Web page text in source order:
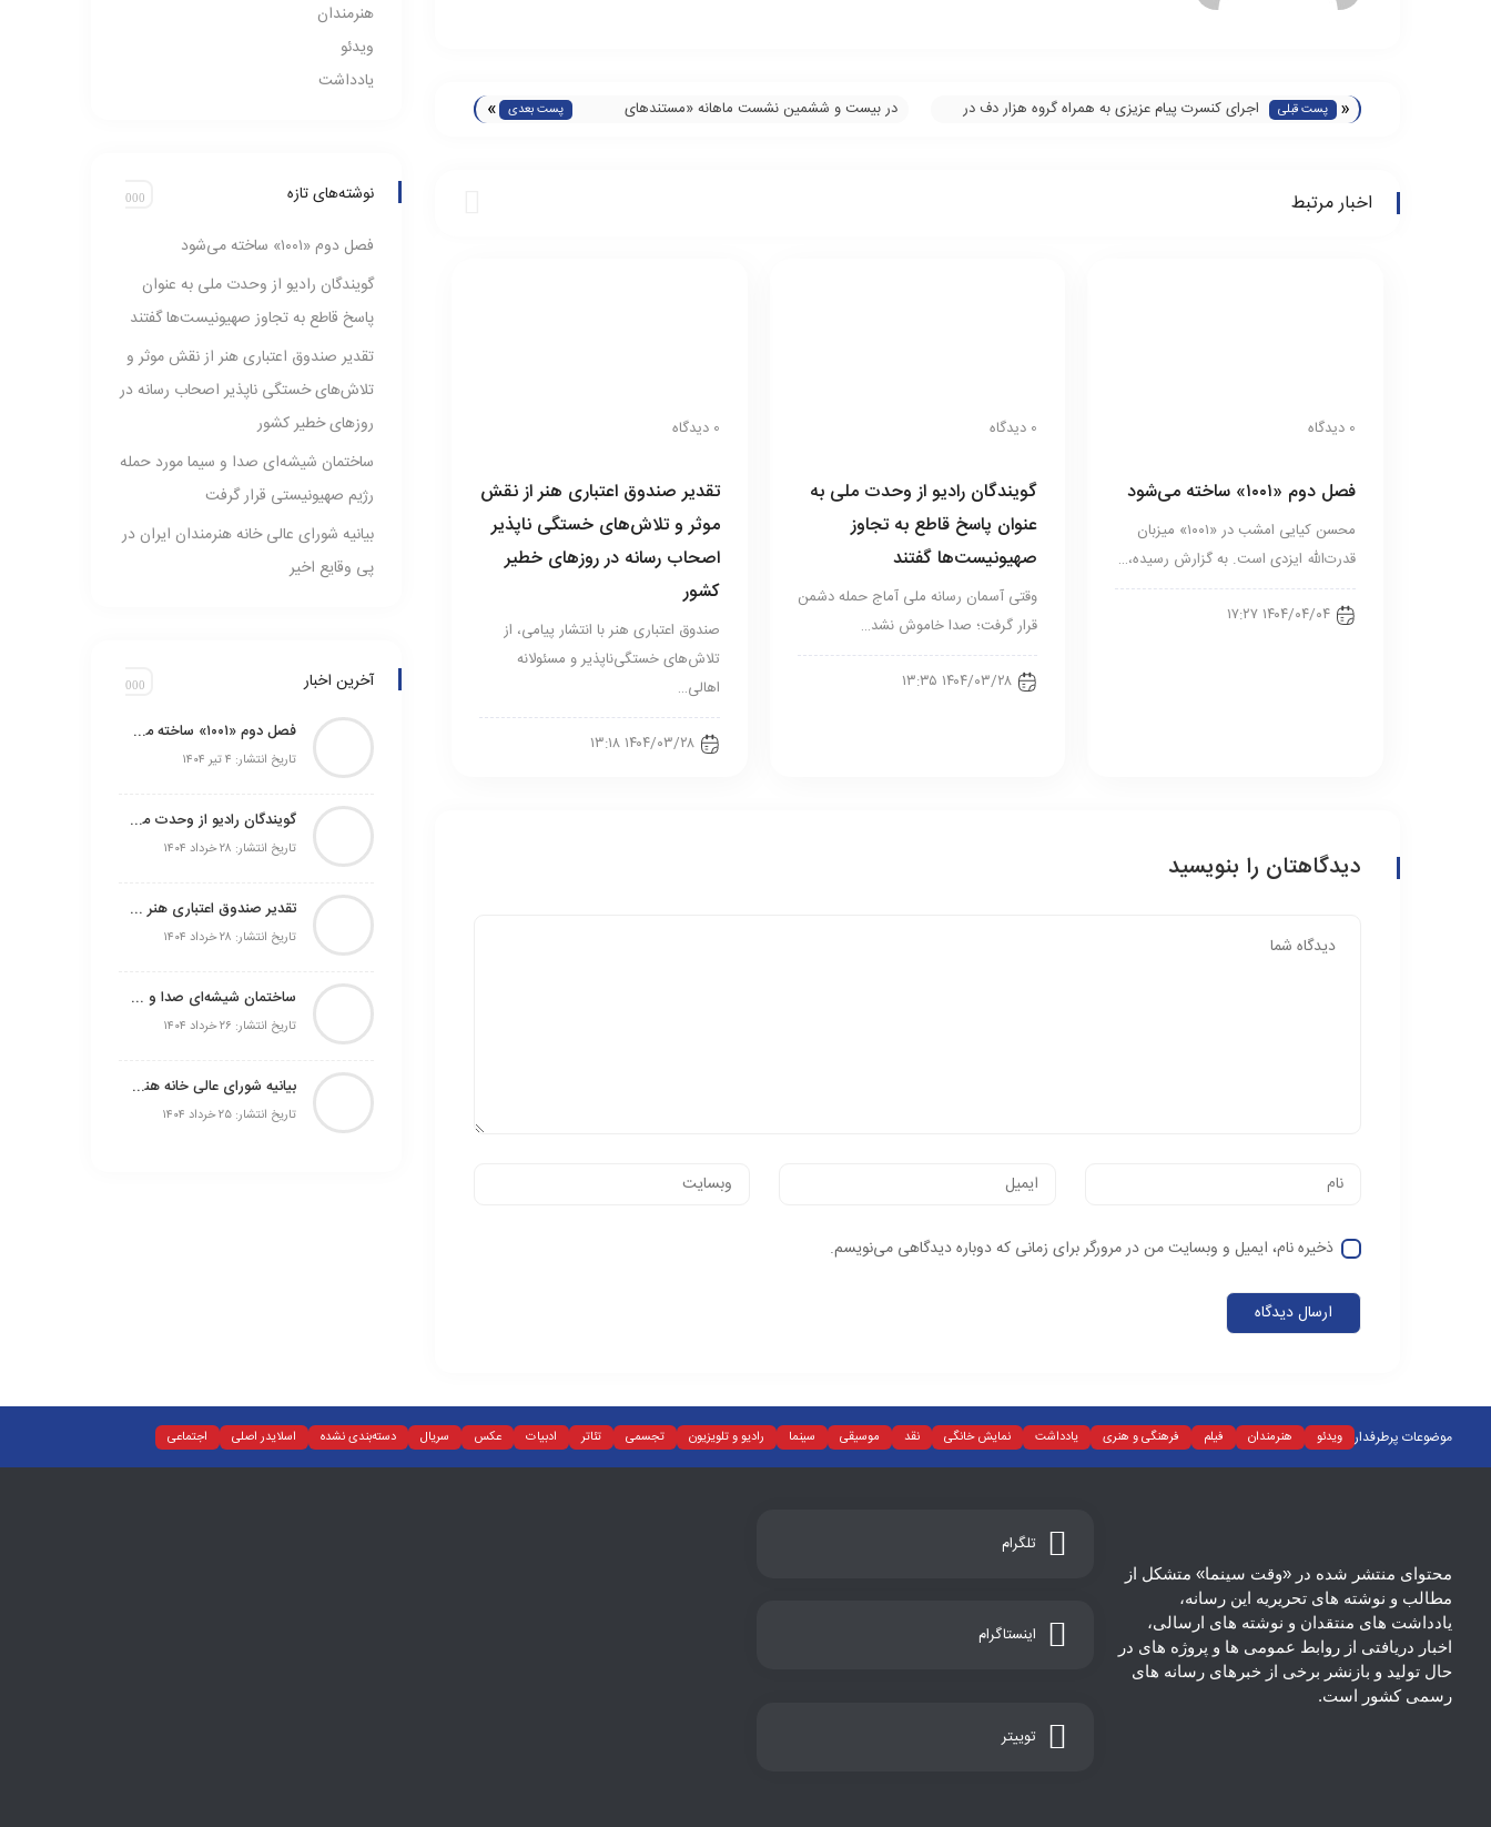
« پست قبلی
اجرای کنسرت پیام عزیزی به همراه گروه هزار دف در
در بیست‌ و ششمین نشست‌ ماهانه «مستندهای
پست بعدی »
اخبار مرتبط
0 دیدگاه
فصل دوم «۱۰۰۱» ساخته می‌شود
محسن کیایی امشب در «۱۰۰۱» میزبان
قدرت‌الله ایزدی است. به گزارش رسیده،…
۱۴۰۴/۰۴/۰۴ ۱۷:۲۷
0 دیدگاه
گویندگان رادیو از وحدت ملی به
عنوان پاسخ قاطع به تجاوز
صهیونیست‌ها گفتند
وقتی آسمان رسانه ملی آماج حمله دشمن
قرار گرفت؛ صدا خاموش نشد…
۱۴۰۴/۰۳/۲۸ ۱۳:۳۵
0 دیدگاه
تقدیر صندوق اعتباری هنر از نقش
موثر و تلاش‌های خستگی ناپذیر
اصحاب رسانه در روزهای خطیر
کشور
صندوق اعتباری هنر با انتشار پيامی، از
تلاش‌های خستگی‌ناپذير و مسئولانه
اهالی…
۱۴۰۴/۰۳/۲۸ ۱۳:۱۸
دیدگاهتان را بنویسید
ذخیره نام، ایمیل و وبسایت من در مرورگر برای زمانی که دوباره دیدگاهی می‌نویسم.
هنرمندان
ویدئو
یادداشت
نوشته‌های تازه
فصل دوم «۱۰۰۱» ساخته می‌شود
گویندگان رادیو از وحدت ملی به عنوان
پاسخ قاطع به تجاوز صهیونیست‌ها گفتند
تقدیر صندوق اعتباری هنر از نقش موثر و
تلاش‌های خستگی ناپذیر اصحاب رسانه در
روزهای خطیر کشور
ساختمان شیشه‌ای صدا و سیما مورد حمله
رژیم صهیونیستی قرار گرفت
بیانیه شورای عالی خانه هنرمندان ایران در
پی وقایع اخیر
آخرین اخبار
فصل دوم «۱۰۰۱» ساخته می‌شود
تاریخ انتشار: ۴ تیر ۱۴۰۴
گویندگان رادیو از وحدت ملی به عنوان پاسخ قاطع به تجاوز صهیونیست‌ها گفتند
تاریخ انتشار: ۲۸ خرداد ۱۴۰۴
تقدیر صندوق اعتباری هنر از نقش موثر و تلاش‌های خستگی ناپذیر اصحاب رسانه در روزهای خطیر کشور
تاریخ انتشار: ۲۸ خرداد ۱۴۰۴
ساختمان شیشه‌ای صدا و سیما مورد حمله رژیم صهیونیستی قرار گرفت
تاریخ انتشار: ۲۶ خرداد ۱۴۰۴
بیانیه شورای عالی خانه هنرمندان ایران در پی وقایع اخیر
تاریخ انتشار: ۲۵ خرداد ۱۴۰۴
موضوعات پرطرفدار ویدئو هنرمندان فیلم فرهنگی و هنری یادداشت نمایش خانگی نقد موسیقی سینما رادیو و تلویزیون تجسمی تئاتر ادبیات عکس سریال دسته‌بندی نشده اسلایدر اصلی اجتماعی
محتوای منتشر شده در «وقت سینما» متشکل از
مطالب و نوشته های تحریریه این رسانه،
یادداشت های منتقدان و نوشته های ارسالی،
اخبار دریافتی از روابط عمومی ها و پروژه های در
حال تولید و بازنشر برخی از خبرهای رسانه های
رسمی کشور است.
تلگرام
اینستاگرام
توییتر